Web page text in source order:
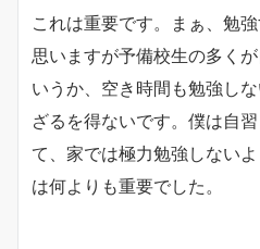
これは重要です。まぁ、勉
思いますが予備校生の多く
いうか、空き時間も勉強し
ざるを得ないです。僕は自
て、家では極力勉強しない
は何よりも重要でした。